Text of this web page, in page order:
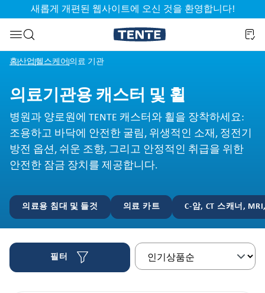
검색으로 건너뛰기
새롭게 개편된 웹사이트에 오신 것을 환영합니다!
홈산업 헬스케어 의료 기관
의료기관용 캐스터 및 휠
병원과 양로원에 TENTE 캐스터와 휠을 장착하세요:
조용하고 바닥에 안전한 굴림, 위생적인 소재, 정전기
방전 옵션, 쉬운 조향, 그리고 안정적인 취급을 위한
안전한 잠금 장치를 제공합니다.
의료용 침대 및 들것 의료 카트 C-암, CT 스캐너,
필터